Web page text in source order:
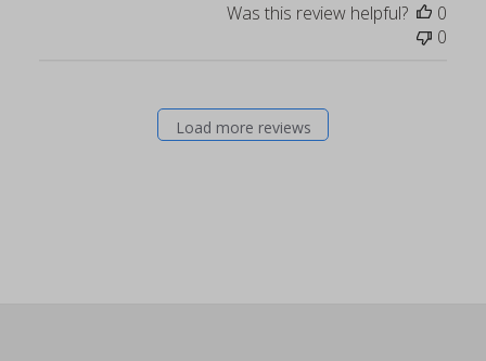
Was this review helpful?
0
0
Load more reviews